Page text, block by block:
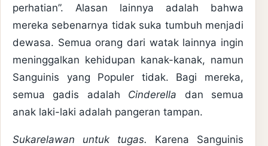
perhatian”. Alasan lainnya adalah bahwa
mereka sebenarnya tidak suka tumbuh menjadi
dewasa. Semua orang dari watak lainnya ingin
meninggalkan kehidupan kanak-kanak, namun
Sanguinis yang Populer tidak. Bagi mereka,
semua gadis adalah Cinderella dan semua
anak laki-laki adalah pangeran tampan.
Sukarelawan untuk tugas. Karena Sanguinis